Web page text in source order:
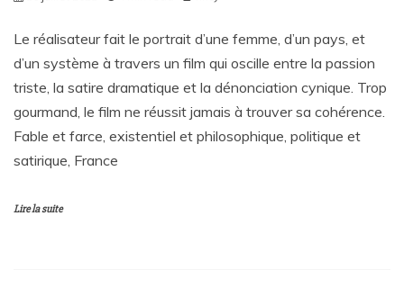
Le réalisateur fait le portrait d’une femme, d’un pays, et
d’un système à travers un film qui oscille entre la passion
triste, la satire dramatique et la dénonciation cynique. Trop
gourmand, le film ne réussit jamais à trouver sa cohérence.
Fable et farce, existentiel et philosophique, politique et
satirique, France
Lire la suite